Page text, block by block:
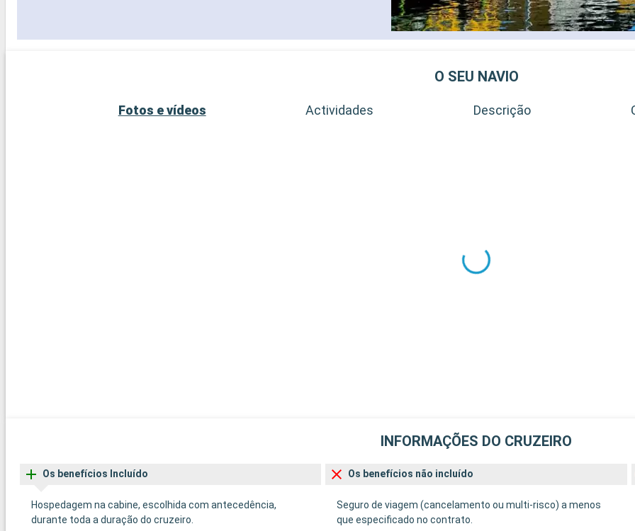
O SEU NAVIO
Fotos e vídeos Actividades Descrição
INFORMAÇÕES DO CRUZEIRO
Os benefícios Incluído
Hospedagem na cabine, escolhida com antecedência,
durante toda a duração do cruzeiro.
Os benefícios não incluído
Seguro de viagem (cancelamento ou multi-risco) a menos
que especificado no contrato.